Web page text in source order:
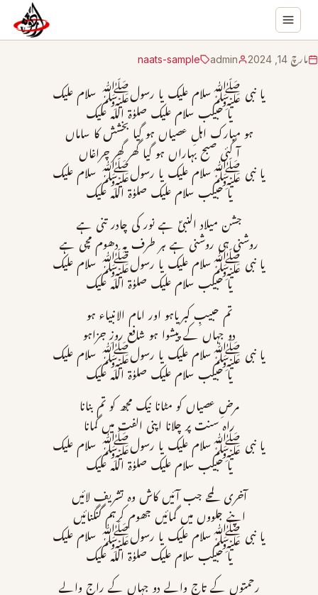
مارچ 14, 2024 admin
naats-sample
یا نبی ﷺسلام علیک یا رسولﷺ سلام علیک
یا حبیب سلام علیک صلوٰۃ اللہ علیک
ہو مبارک اہلِ عصیاں ہو گیا بخشش کا ساماں
آ گئی صبح بہاراں ہو گیا گھر گھر چراغاں
یا نبی ﷺسلام علیک یا رسولﷺ سلام علیک
یا حبیب سلام علیک صلوٰۃ اللہ علیک
جشن میلاد النبیؐ ہے نور کی چادر تنی ہے
روشنی ہی روشنی ہے ہر طرف یہ دھوم مچی ہے
یا نبی ﷺسلام علیک یا رسولﷺ سلام علیک
یا حبیب سلام علیک صلوٰۃ اللہ علیک
تم حبیبِ کبریاہو اور امام الانبیاء ہو
دو جہاں کے پیشوا ہو شافع روزِ جزاہو
یا نبی ﷺسلام علیک یا رسولﷺ سلام علیک
یا حبیب سلام علیک صلوٰۃ اللہ علیک
مرضِ عصیاں کو مٹانا نیک مجھ کو تم بنانا
راہ سنت پر چلانا اپنی الفت میں گمانا
یا نبی ﷺسلام علیک یا رسولﷺ سلام علیک
یا حبیب سلام علیک صلوٰۃ اللہ علیک
آخری لمحے جب آئیں کاش وہ تشریف لائیں
اپنے جلووں میں گمائیں جھوم کرہم گنگنائیں
یا نبی ﷺسلام علیک یا رسولﷺ سلام علیک
یا حبیب سلام علیک صلوٰۃ اللہ علیک
رحمتوں کے تاج والے دو جہاں کے راج والے